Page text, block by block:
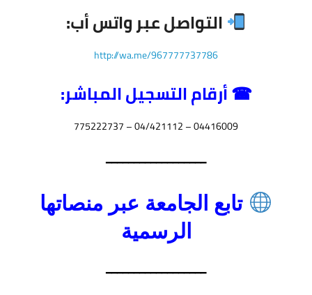
التواصل عبر واتس أب:
http://wa.me/967777737786
☎ أرقام التسجيل المباشر:
04416009 – 04/421112 – 775222737
━━━━━━━━━━━━━━━━━━
تابع الجامعة عبر منصاتها
الرسمية
━━━━━━━━━━━━━━━━━━